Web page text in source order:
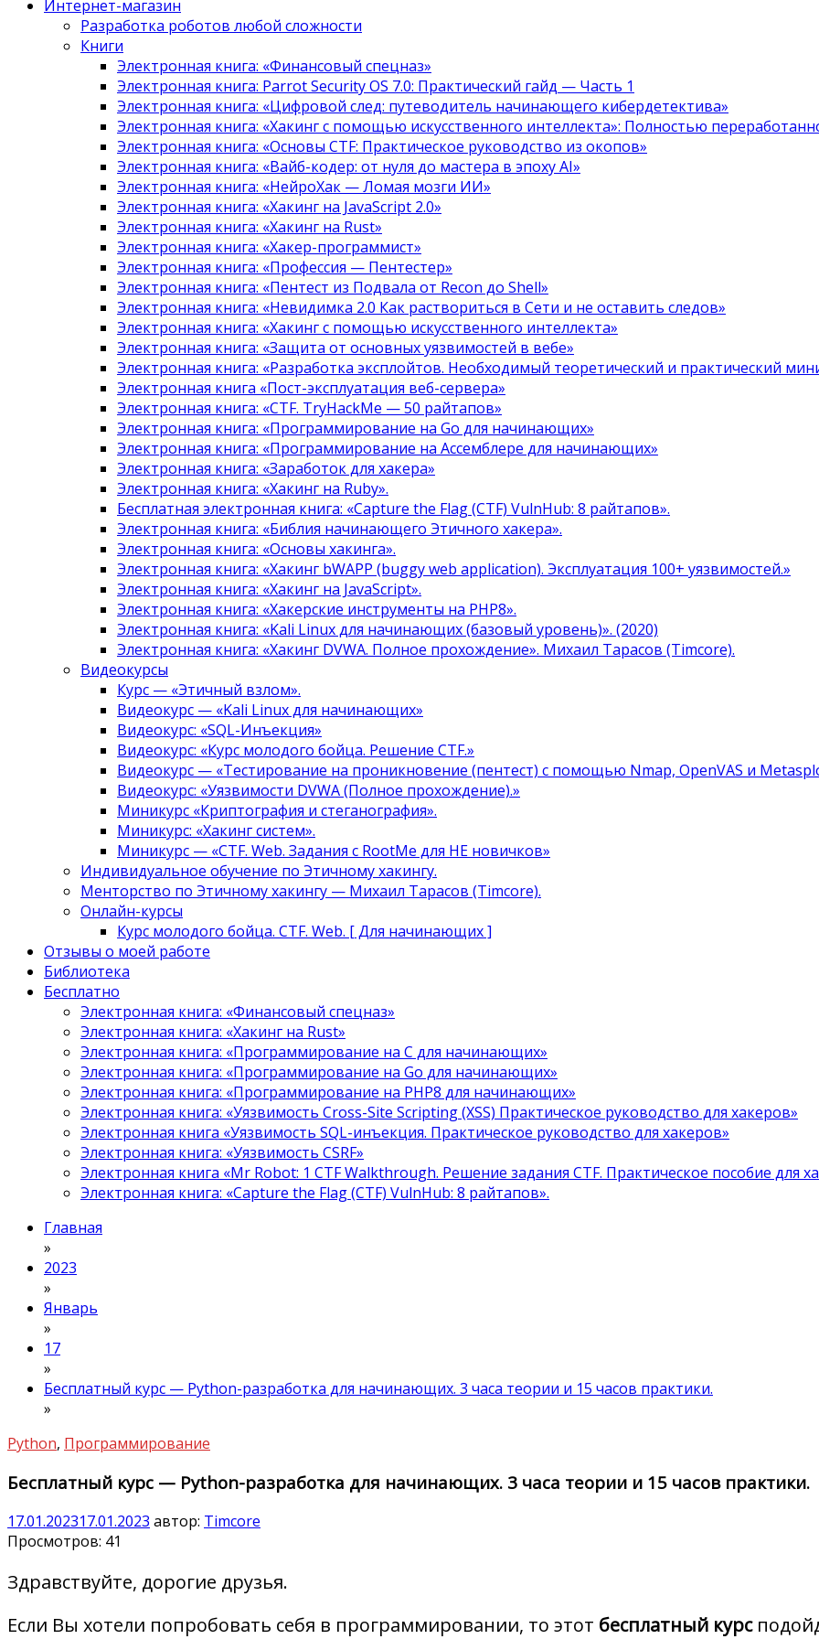
Интернет-магазин
Разработка роботов любой сложности
Книги
Электронная книга: «Финансовый спецназ»
Электронная книга: Parrot Security OS 7.0: Практический гайд — Часть 1
Электронная книга: «Цифровой след: путеводитель начинающего кибердетектива»
Электронная книга: «Хакинг с помощью искусственного интеллекта»: Полностью
Электронная книга: «Основы CTF: Практическое руководство из окопов»
Электронная книга: «Вайб-кодер: от нуля до мастера в эпоху AI»
Электронная книга: «НейроХак — Ломая мозги ИИ»
Электронная книга: «Хакинг на JavaScript 2.0»
Электронная книга: «Хакинг на Rust»
Электронная книга: «Хакер-программист»
Электронная книга: «Профессия — Пентестер»
Электронная книга: «Пентест из Подвала от Recon до Shell»
Электронная книга: «Невидимка 2.0 Как раствориться в Сети и не оставить следов»
Электронная книга: «Хакинг с помощью искусственного интеллекта»
Электронная книга: «Защита от основных уязвимостей в вебе»
Электронная книга: «Разработка эксплойтов. Необходимый теоретический и практический
Электронная книга «Пост-эксплуатация веб-сервера»
Электронная книга: «CTF. TryHackMe — 50 райтапов»
Электронная книга: «Программирование на Go для начинающих»
Электронная книга: «Программирование на Ассемблере для начинающих»
Электронная книга: «Заработок для хакера»
Электронная книга: «Хакинг на Ruby».
Бесплатная электронная книга: «Capture the Flag (CTF) VulnHub: 8 райтапов».
Электронная книга: «Библия начинающего Этичного хакера».
Электронная книга: «Основы хакинга».
Электронная книга: «Хакинг bWAPP (buggy web application). Эксплуатация 100+ уязвимостей.»
Электронная книга: «Хакинг на JavaScript».
Электронная книга: «Хакерские инструменты на PHP8».
Электронная книга: «Kali Linux для начинающих (базовый уровень)». (2020)
Электронная книга: «Хакинг DVWA. Полное прохождение». Михаил Тарасов (Timcore).
Видеокурсы
Курс — «Этичный взлом».
Видеокурс — «Kali Linux для начинающих»
Видеокурс: «SQL-Инъекция»
Видеокурс: «Курс молодого бойца. Решение CTF.»
Видеокурс — «Тестирование на проникновение (пентест) с помощью Nmap, OpenVAS и
Видеокурс: «Уязвимости DVWA (Полное прохождение).»
Миникурс «Криптография и стеганография».
Миникурс: «Хакинг систем».
Миникурс — «CTF. Web. Задания с RootMe для НЕ новичков»
Индивидуальное обучение по Этичному хакингу.
Менторство по Этичному хакингу — Михаил Тарасов (Timcore).
Онлайн-курсы
Курс молодого бойца. CTF. Web. [ Для начинающих ]
Отзывы о моей работе
Библиотека
Бесплатно
Электронная книга: «Финансовый спецназ»
Электронная книга: «Хакинг на Rust»
Электронная книга: «Программирование на C для начинающих»
Электронная книга: «Программирование на Go для начинающих»
Электронная книга: «Программирование на PHP8 для начинающих»
Электронная книга: «Уязвимость Cross-Site Scripting (XSS) Практическое руководство для хакеров»
Электронная книга «Уязвимость SQL-инъекция. Практическое руководство для хакеров»
Электронная книга: «Уязвимость CSRF»
Электронная книга «Mr Robot: 1 CTF Walkthrough. Решение задания CTF. Практическое пособие для
Электронная книга: «Capture the Flag (CTF) VulnHub: 8 райтапов».
Главная
»
2023
»
Январь
»
17
»
Бесплатный курс — Python-разработка для начинающих. 3 часа теории и 15 часов практики.
»
Python, Программирование
Бесплатный курс — Python-разработка для начинающих. 3 часа теории и 15 часов практики.
17.01.202317.01.2023 автор: Timcore
Просмотров: 41
Здравствуйте, дорогие друзья.
Если Вы хотели попробовать себя в программировании, то этот бесплатный курс